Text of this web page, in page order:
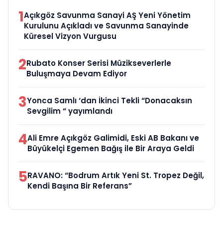
1Açıkgöz Savunma Sanayi AŞ Yeni Yönetim
Kurulunu Açıkladı ve Savunma Sanayinde
Küresel Vizyon Vurgusu
2Rubato Konser Serisi Müzikseverlerle
Buluşmaya Devam Ediyor
3Yonca Samlı ‘dan İkinci Tekli “Donacaksın
Sevgilim “ yayımlandı
4Ali Emre Açıkgöz Galimidi, Eski AB Bakanı ve
Büyükelçi Egemen Bağış ile Bir Araya Geldi
5RAVANO: “Bodrum Artık Yeni St. Tropez Değil,
Kendi Başına Bir Referans”